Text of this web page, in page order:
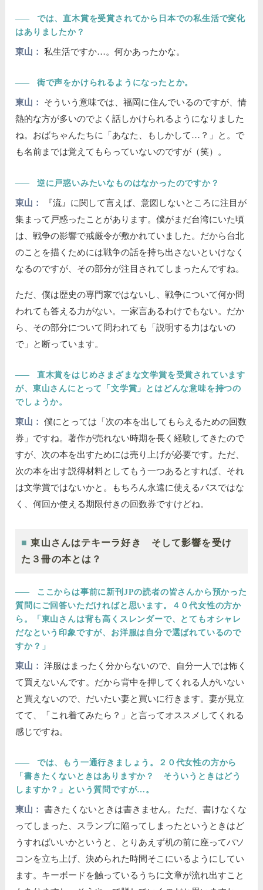
――
では、直木賞を受賞されてから日本での私生活で変化
はありましたか？
東山： 私生活ですか…。何かあったかな。
―― 街で声をかけられるようになったとか。
東山：
そういう意味では、福岡に住んでいるのですが、情
熱的な方が多いのでよく話しかけられるようになりました
ね。おばちゃんたちに「あなた、もしかして…？」と。で
も名前までは覚えてもらっていないのですが（笑）。
―― 逆に戸惑いみたいなものはなかったのですか？
東山：
『流』に関して言えば、意図しないところに注目が
集まって戸惑ったことがあります。僕がまだ台湾にいた頃
は、戦争の影響で戒厳令が敷かれていました。だから台北
のことを描くためには戦争の話を持ち出さないといけなく
なるのですが、その部分が注目されてしまったんですね。
ただ、僕は歴史の専門家ではないし、戦争について何か問
われても答える力がない。一家言あるわけでもない。だか
ら、その部分について問われても「説明する力はないの
で」と断っています。
――
直木賞をはじめさまざまな文学賞を受賞されています
が、東山さんにとって「文学賞」とはどんな意味を持つの
でしょうか。
東山：
僕にとっては「次の本を出してもらえるための回数
券」ですね。著作が売れない時期を長く経験してきたので
すが、次の本を出すためには売り上げが必要です。ただ、
次の本を出す説得材料としてもう一つあるとすれば、それ
は文学賞ではないかと。もちろん永遠に使えるパスではな
く、何回か使える期限付きの回数券ですけどね。
東山さんはテキーラ好き そして影響を受け
た３冊の本とは？
――
ここからは事前に新刊JPの読者の皆さんから預かった
質問にご回答いただければと思います。４０代女性の方か
ら。「東山さんは背も高くスレンダーで、とてもオシャレ
だなという印象ですが、お洋服は自分で選ばれているので
すか？」
東山：
洋服はまったく分からないので、自分一人では怖く
て買えないんです。だから背中を押してくれる人がいない
と買えないので、だいたい妻と買いに行きます。妻が見立
てて、「これ着てみたら？」と言ってオススメしてくれる
感じですね。
――
では、もう一通行きましょう。２０代女性の方から
「書きたくないときはありますか？ そういうときはどう
しますか？」という質問ですが…。
東山：
書きたくないときは書きません。ただ、書けなくな
ってしまった、スランプに陥ってしまったというときはど
うすればいいかというと、とりあえず机の前に座ってパソ
コンを立ち上げ、決められた時間そこにいるようにしてい
ます。キーボードを触っているうちに文章が流れ出すこと